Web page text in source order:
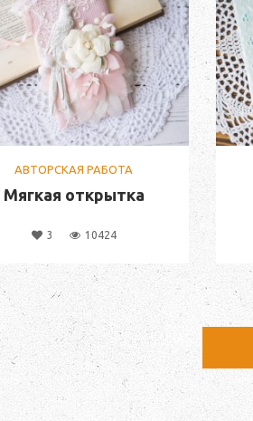
АВТОРСКАЯ РАБОТА
Мягкая открытка
3 10424